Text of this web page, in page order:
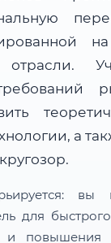
отрасли.
а
вы
для
и повышения